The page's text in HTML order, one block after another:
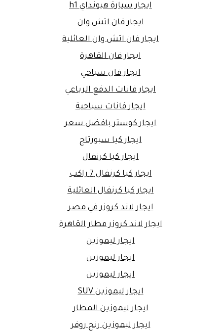
ايجار سيارة هيونداي h1
ايجار فان اتش وان
ايجار فان اتش وان العائلية
ايجار فان القاهرة
ايجار فان سياحي
ايجار فانات الدفع الرباعي
ايجار فانات سياحية
ايجار كوستر بافضل سعر
ايجار كيا سبورتاج
ايجار كيا كرنفال
ايجار كيا كرنفال 7 راكب
ايجار كيا كرنفال العائلية
ايجار لاند كروزر في مصر
ايجار لاند كروزر مطار القاهرة
ايجار ليموزين
ايجار ليموزين
ايجار ليموزين
ايجار ليموزين SUV
ايجار ليموزين المطار
ايجار ليموزين رنج روفر